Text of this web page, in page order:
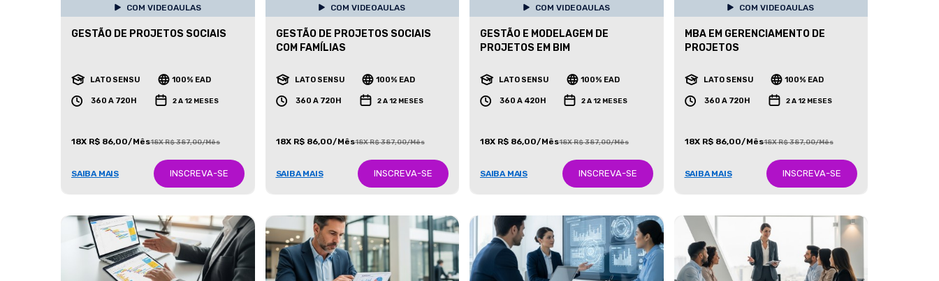
COM VIDEOAULAS
GESTÃO DE PROJETOS SOCIAIS
LATO SENSU 100% EAD
360 A 720H 2 A 12 MESES
18X R$ 86,00/Mês18X R$ 387,00/Mês
SAIBA MAIS INSCREVA-SE
COM VIDEOAULAS
GESTÃO DE PROJETOS SOCIAIS
COM FAMÍLIAS
LATO SENSU 100% EAD
360 A 720H 2 A 12 MESES
18X R$ 86,00/Mês18X R$ 387,00/Mês
SAIBA MAIS INSCREVA-SE
COM VIDEOAULAS
GESTÃO E MODELAGEM DE
PROJETOS EM BIM
LATO SENSU 100% EAD
360 A 420H 2 A 12 MESES
18X R$ 86,00/Mês18X R$ 387,00/Mês
SAIBA MAIS INSCREVA-SE
COM VIDEOAULAS
MBA EM GERENCIAMENTO DE
PROJETOS
LATO SENSU 100% EAD
360 A 720H 2 A 12 MESES
18X R$ 86,00/Mês18X R$ 387,00/Mês
SAIBA MAIS INSCREVA-SE